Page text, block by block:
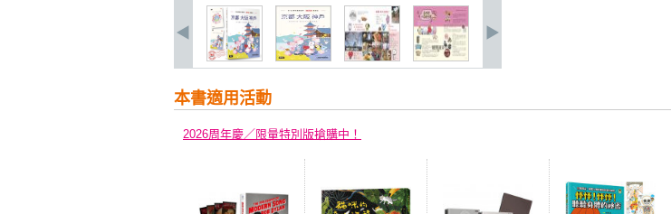
本書適用活動
2026周年慶／限量特別版搶購中！